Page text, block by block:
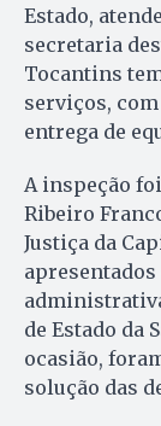
Estado,
secretaria
Tocantins
serviços,
entrega de
A inspeção
Ribeiro
Justiça da
de Estado da
ocasião,
solução das